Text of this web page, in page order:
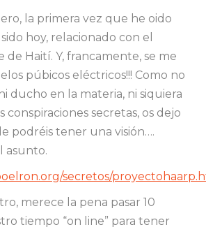
la primera vez que he oido
hoy, relacionado con el
de Haití. Y, francamente, se me
púbicos eléctricos!!! Como no
ducho en la materia, ni siquiera
conspiraciones secretas, os dejo
podréis tener una visión….
asunto.
secretos/
merece la pena pasar 10
tiempo “on line” para tener